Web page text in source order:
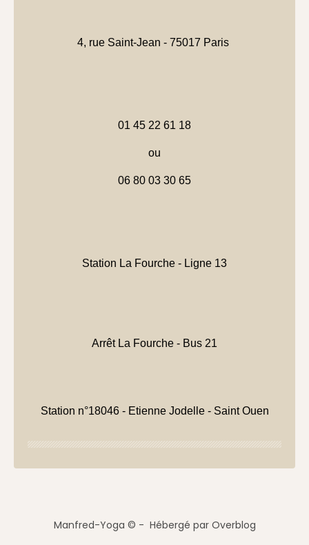
4, rue Saint-Jean - 75017 Paris
01 45 22 61 18
ou
06 80 03 30 65
Station La Fourche - Ligne 13
Arrêt La Fourche - Bus 21
Station n°18046 - Etienne Jodelle - Saint Ouen
Manfred-Yoga © - Hébergé par Overblog